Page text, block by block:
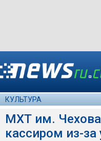
КУЛЬТУРА
МХТ им.
кассиром из-